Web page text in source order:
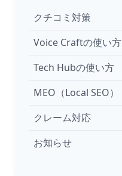
クチコミ対策
Voice Craftの使い方
Tech Hubの使い方
MEO（Local SEO）
クレーム対応
お知らせ